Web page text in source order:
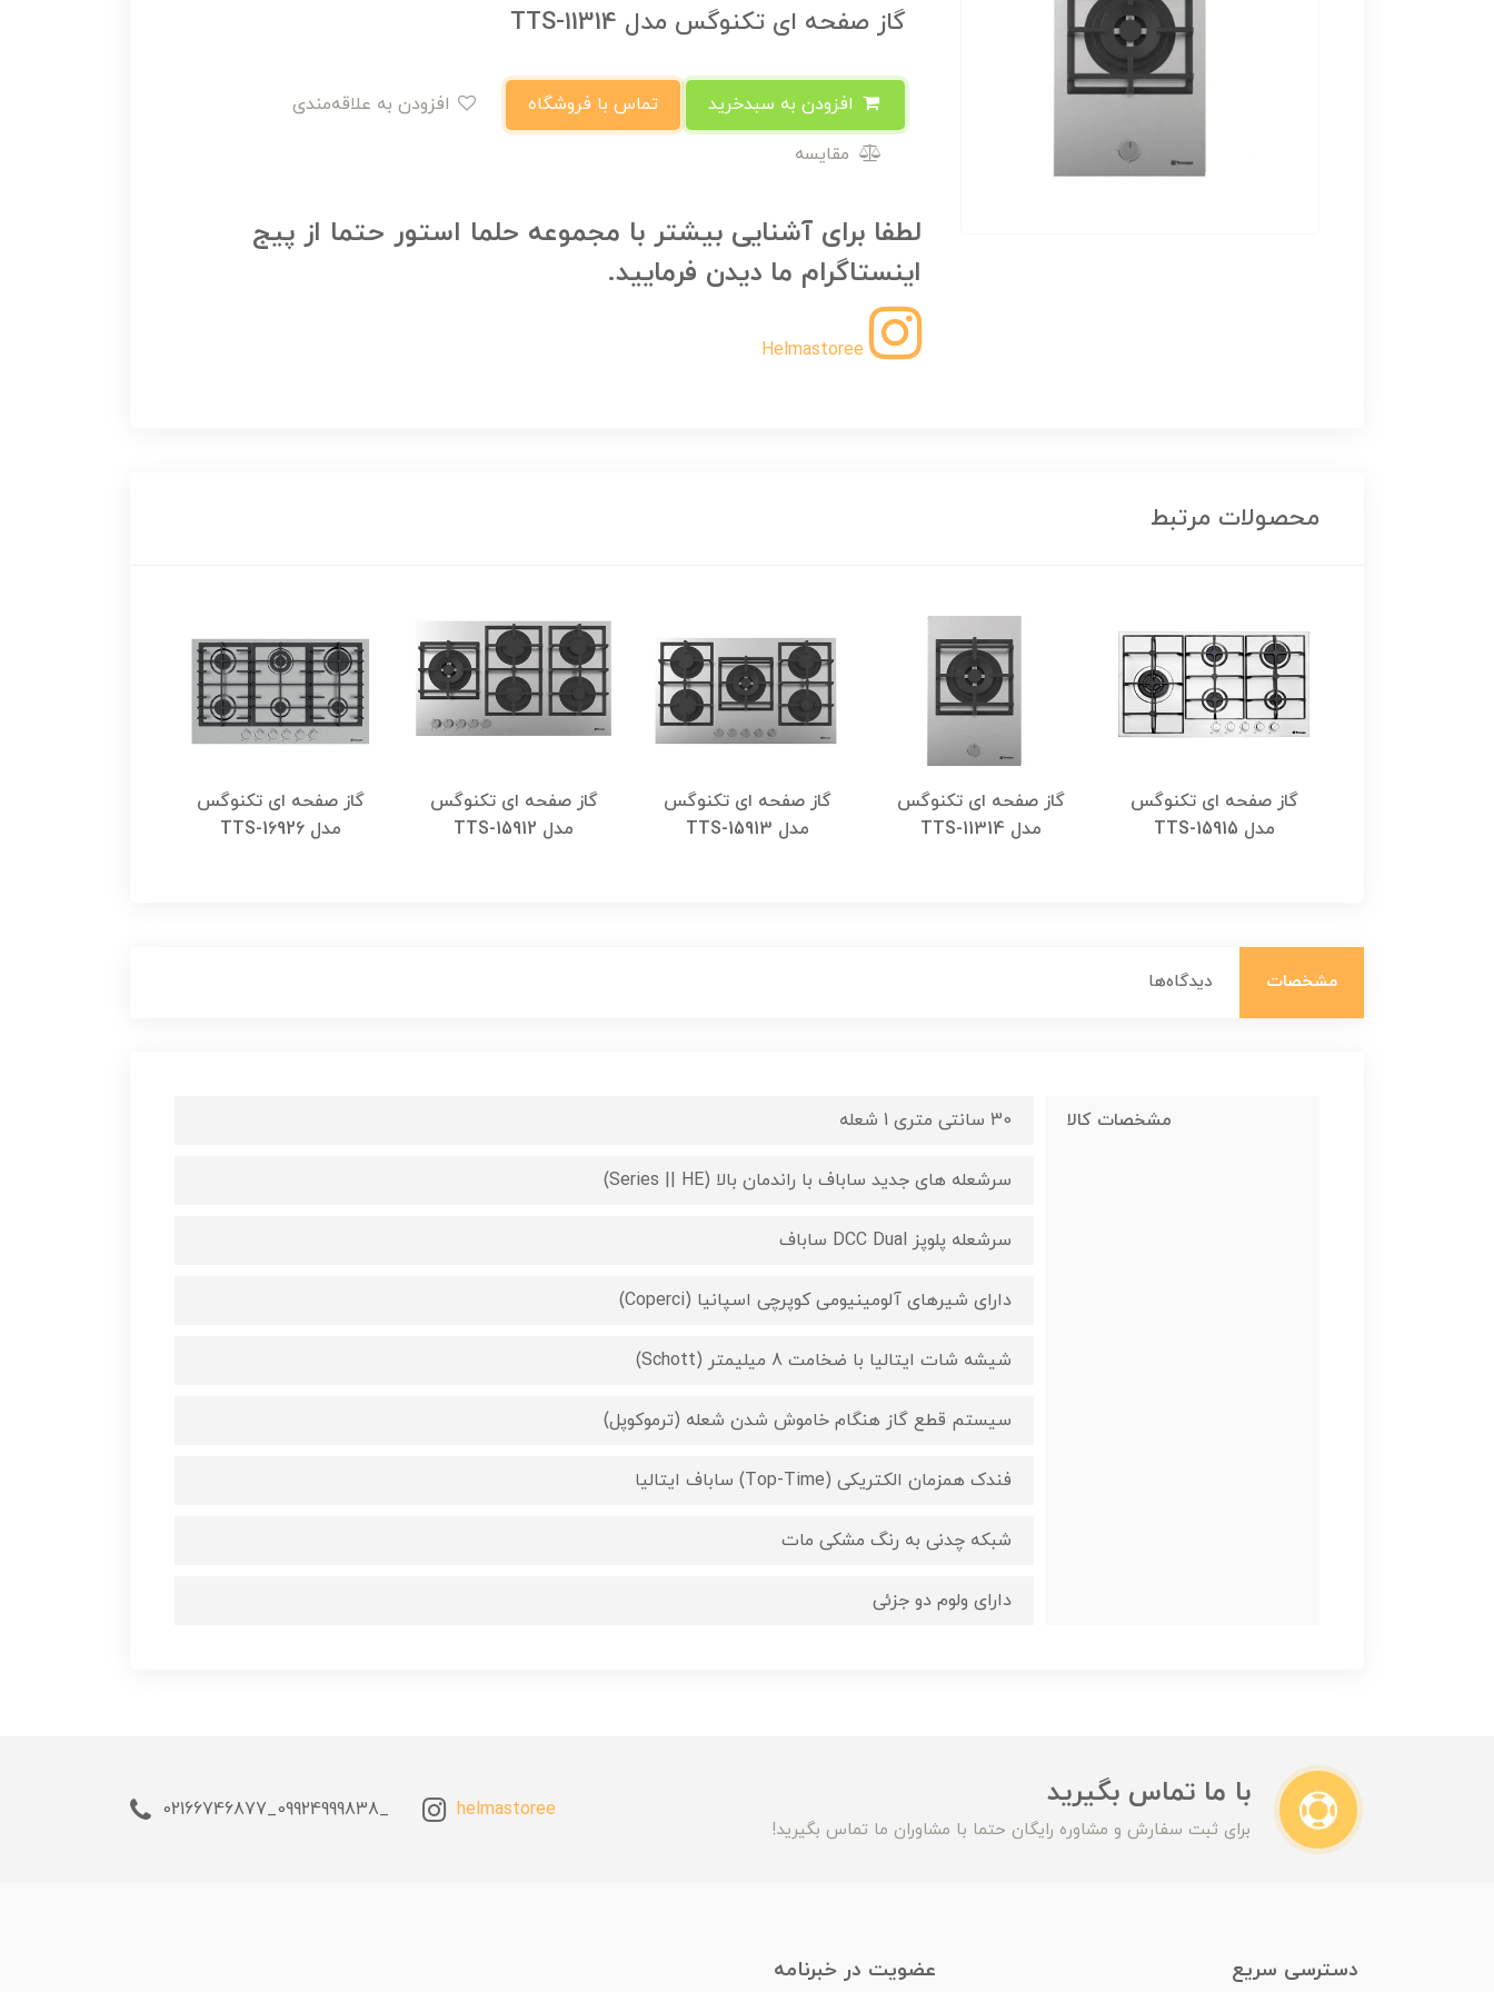
گاز صفحه ای تکنوگس مدل TTS-11314
تماس با فروشگاه
مقایسه
لطفا برای آشنایی بیشتر با مجموعه حلما استور حتما از پیج
اینستاگرام ما دیدن فرمایید.
Helmastoree
محصولات مرتبط
گاز صفحه ای تکنوگس
مدل TTS-15915
گاز صفحه ای تکنوگس
مدل TTS-11314
گاز صفحه ای تکنوگس
مدل TTS-15913
گاز صفحه ای تکنوگس
مدل TTS-15912
گاز صفحه ای تکنوگس
مدل TTS-16926
مشخصات دیدگاه‌ها
مشخصات کالا 30 سانتی متری 1 شعله
سرشعله های جدید ساباف با راندمان بالا (Series || HE)
سرشعله پلوپز DCC Dual ساباف
دارای شیرهای آلومینیومی کوپرچی اسپانیا (Coperci)
شیشه شات ایتالیا با ضخامت 8 میلیمتر (Schott)
سیستم قطع گاز هنگام خاموش شدن شعله (ترموکوپل)
فندک همزمان الکتریکی (Top-Time) ساباف ایتالیا
شبکه چدنی به رنگ مشکی مات
دارای ولوم دو جزئی
با ما تماس بگیرید
برای ثبت سفارش و مشاوره رایگان حتما با مشاوران ما تماس بگیرید!
helmastoree
_09924999838_02166746877
دسترسی سریع عضویت در خبرنامه